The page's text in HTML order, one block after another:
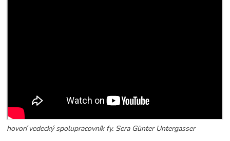
hovorí vedecký spolupracovník fy. Sera Günter Untergasser